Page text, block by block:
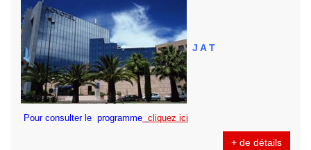
J A T
Pour consulter le programme cliquez ici
+ de détails